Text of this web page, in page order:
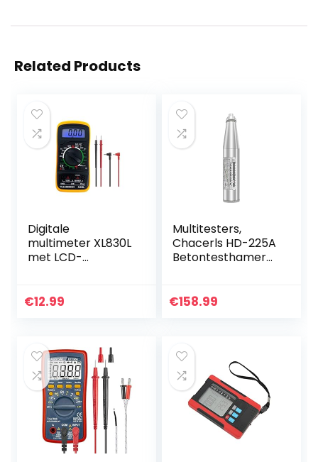
Related Products
Digitale
multimeter XL830L
met LCD-
meetinstrument
€12.99
Multitesters,
Chacerls HD-225A
Betontesthamer
ter Hamer
€158.99